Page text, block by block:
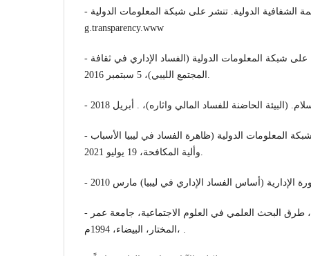
- تقارير دورية لمنظمة الشفافية الدولية. تنشر على شبكة المعلومات الدولية.
g.transparency.www
- د. جازية جبريل. مقالة على شبكة المعلومات الدولية (الفساد الإداري في ثقافة
المجتمع الليبي)، 5 سبتمبر 2016.
- أ. فوزي صالح، مقالة على شبكة المعلومات الدولية (ظاهرة الفساد في ليبيا الأسباب
وألية المكافحة، 19 يوليو 2021.
- د. محجوب عطية الفايدي، طرق البحث العلمي في العلوم الاجتماعية، جامعة عمر
المختار، البيضاء، 1994م، .